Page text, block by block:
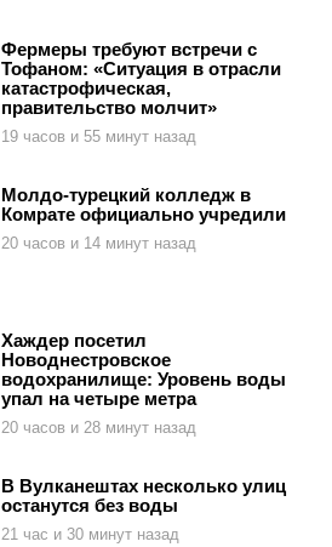
Фермеры требуют встречи с
Тофаном: «Ситуация в отрасли
катастрофическая,
правительство молчит»
19 часов и 55 минут назад
Молдо-турецкий колледж в
Комрате официально учредили
20 часов и 14 минут назад
Хаждер посетил
Новоднестровское
водохранилище: Уровень воды
упал на четыре метра
20 часов и 28 минут назад
В Вулканештах несколько улиц
останутся без воды
21 час и 30 минут назад